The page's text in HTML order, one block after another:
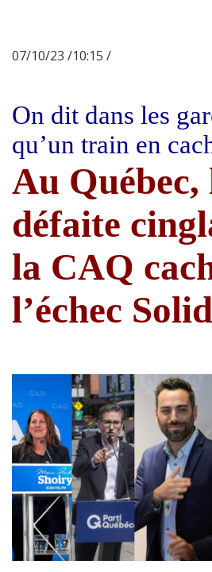
07/10/23 /10:15 /
On dit dans les
qu’un train en
Au Québec,
défaite
la CAQ
l’échec